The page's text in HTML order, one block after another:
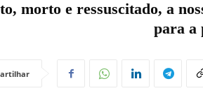
morto e ressuscitado, a
para a